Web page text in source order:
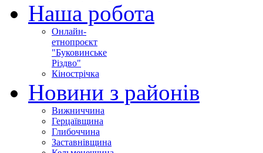
Наша робота
Онлайн-
етнопроєкт
"Буковинське
Різдво"
Кінострічка
Новини з районів
Вижниччина
Герцаївщина
Глибоччина
Заставнівщина